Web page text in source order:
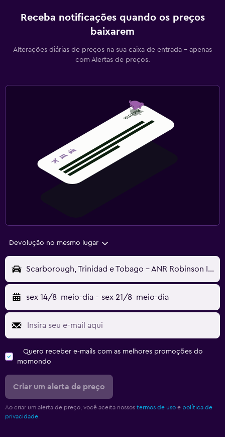
Receba notificações quando os preços
baixarem
Alterações diárias de preços na sua caixa de entrada - apenas
com Alertas de preços.
Devolução no mesmo lugar
Scarborough, Trinidad e Tobago - ANR Robinson Intl (TAB)
sex 14/8 meio-dia - sex 21/8 meio-dia
Quero receber e-mails com as melhores promoções do
momondo
Criar um alerta de preço
Ao criar um alerta de preço, você aceita nossos termos de uso e política de
privacidade.